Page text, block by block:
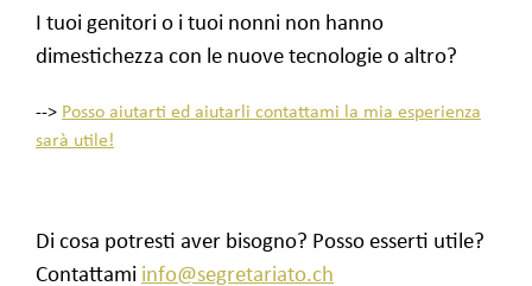
I tuoi genitori o i tuoi nonni non hanno
dimestichezza con le nuove tecnologie o altro?
--> Posso aiutarti ed aiutarli contattami la mia esperienza
sarà utile!
Di cosa potresti aver bisogno? Posso esserti utile?
Contattami info@segretariato.ch